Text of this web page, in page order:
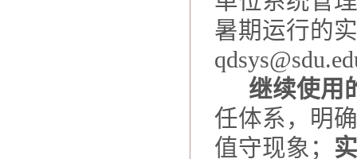
暑期运行的
继续使用
任体系，明
值守现象；